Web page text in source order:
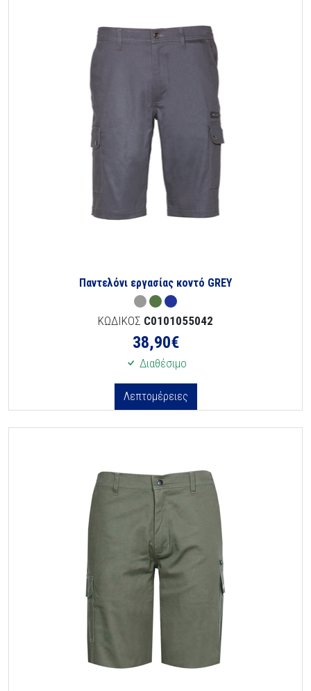
Παντελόνι εργασίας κοντό GREY
ΚΩΔΙΚΟΣ C0101055042
38,90€
Διαθέσιμο
Λεπτομέρειες